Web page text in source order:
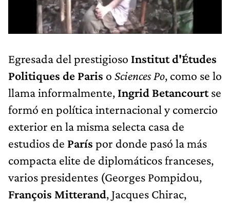
Egresada del prestigioso Institut d'Études
Politiques de Paris o Sciences Po, como se lo
llama informalmente, Ingrid Betancourtse
formó en política internacional y comercio
exterior en la misma selecta casa de
estudios de París por donde pasó la más
compacta elite de diplomáticos franceses,
varios presidentes (Georges Pompidou,
François Mitterand, Jacques Chirac,